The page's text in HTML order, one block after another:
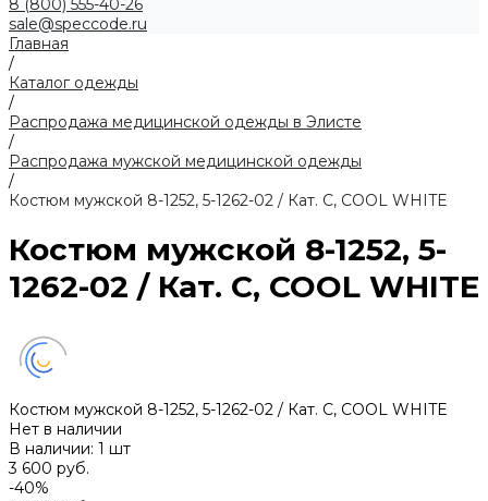
8 (800) 555-40-26
sale@speccode.ru
Главная
/
Каталог одежды
/
Распродажа медицинской одежды в Элисте
/
Распродажа мужской медицинской одежды
/
Костюм мужской 8-1252, 5-1262-02 / Кат. C, COOL WHITE
Костюм мужской 8-1252, 5-
1262-02 / Кат. C, COOL WHITE
Костюм мужской 8-1252, 5-1262-02 / Кат. C, COOL WHITE
Нет в наличии
В наличии: 1 шт
3 600 руб.
-40%